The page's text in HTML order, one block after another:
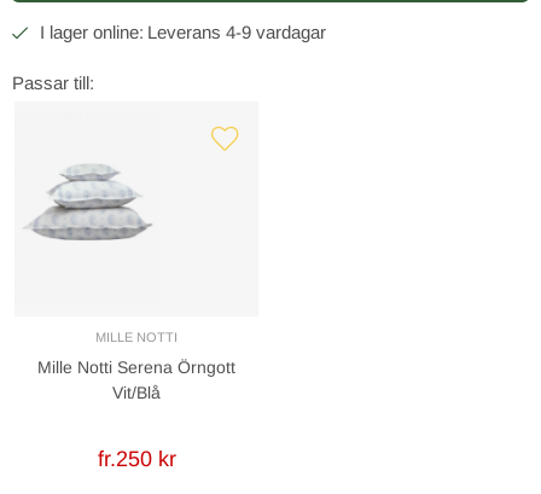
4-9 vardagar
Passar till:
MILLE NOTTI
Mille Notti Serena Örngott
Vit/Blå
fr.250 kr